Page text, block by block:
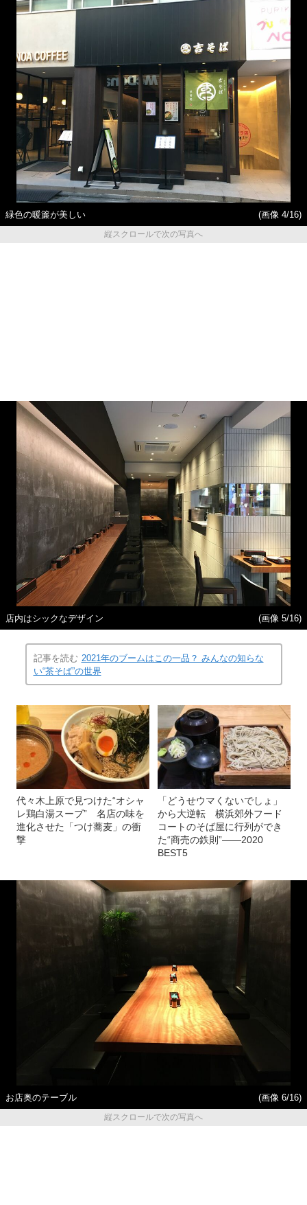
緑色の暖簾が美しい
(画像 4/16)
縦スクロールで次の写真へ
店内はシックなデザイン (画像 5/16)
記事を読む 2021年のブームはこの一品？ みんなの知らな
い“茶そば”の世界
代々木上原で見つけた“オシャ
レ鶏白湯スープ” 名店の味を
進化させた「つけ蕎麦」の衝
撃
「どうせウマくないでしょ」
から大逆転 横浜郊外フード
コートのそば屋に行列ができ
た“商売の鉄則”――2020
BEST5
お店奥のテーブル
(画像 6/16)
縦スクロールで次の写真へ